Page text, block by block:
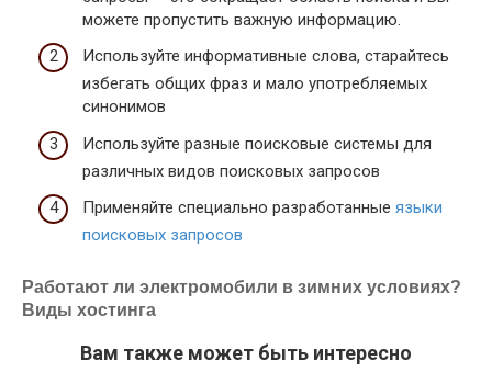
можете пропустить важную информацию.
Используйте информативные слова, старайтесь
избегать общих фраз и мало употребляемых
синонимов
Используйте разные поисковые системы для
различных видов поисковых запросов
Применяйте специально разработанные языки
поисковых запросов
Работают ли электромобили в зимних условиях?
Виды хостинга
Вам также может быть интересно